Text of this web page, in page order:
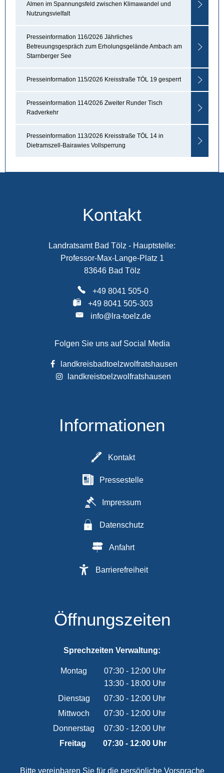
Almen im Spannungsfeld zwischen Klimawandel und
Nutzungsvielfalt
Presseinformation 116/2026 Jährliches
Betreuungsgespräch zum Erholungsgelände Ambach am
Starnberger See
Presseinformation 115/2026 Kreisstraße TÖL 19 gesperrt
Presseinformation 114/2026 Zweiter Runder Tisch
Radverkehr
Presseinformation 113/2026 Kreisstraße TÖL 14 in
Dietramszell-Bairawies Vollsperrung
Kontakt
Landratsamt Bad Tölz - Hauptstelle:
Professor-Max-Lange-Platz 1
83646 Bad Tölz
+49 8041 505-0
+49 8041 505-303
info@lra-toelz.de
Folgen Sie uns auf Social Media
landkreisbadtoelzwolfratshausen
landkreistoelzwolfratshausen
Informationen
Kontakt
Pressestelle
Impressum
Datenschutz
Anfahrt
Barrierefreiheit
Öffnungszeiten
Sprechzeiten Verwaltung:
Montag 07:30- 12:00Uhr
Von 07:30 bis 12:00 Uhr
13:30- 18:00Uhr
Von 13:30 bis 18:00 Uhr
Dienstag 07:30- 12:00Uhr
Von 07:30 bis 12:00 Uhr
Mittwoch 07:30- 12:00Uhr
Von 07:30 bis 12:00 Uhr
Donnerstag 07:30- 12:00Uhr
Von 07:30 bis 12:00 Uhr
Freitag 07:30- 12:00Uhr
Bitte vereinbaren Sie für die persönliche Vorsprache